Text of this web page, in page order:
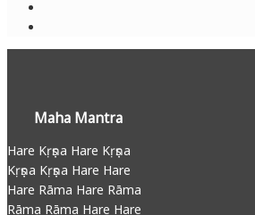
Maha Mantra
Hare Kṛṣṇa Hare Kṛṣṇa
Kṛṣṇa Kṛṣṇa Hare Hare
Hare Rāma Hare Rāma
Rāma Rāma Hare Hare